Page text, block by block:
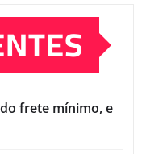
frete mínimo, e